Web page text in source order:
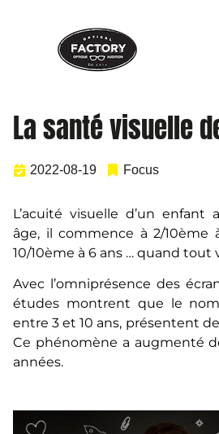
La santé visuelle
2022-08-19 Focus
L’acuité visuelle d’un enfant
âge, il commence à 2/10ème
10/10ème à 6 ans … quand tout
Avec l’omniprésence des
études montrent que le
entre 3 et 10 ans, présentent
Ce phénomène a augmenté
années.